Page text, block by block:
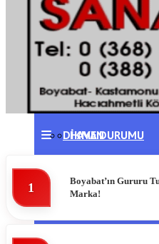
DURAĞAN
AYANCIK
SARAYDÜZÜ
DIKMEN
GENEL
SERVISLER
HAVA DURUMU
1
Boyabat’ın Gururu
Marka!